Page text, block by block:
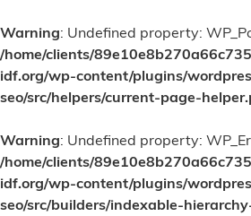
Warning: Undefined property:
/home/clients/
idf.org/wp-content/plugins/
seo/src/helpers/current-page-
Warning: Undefined property:
/home/clients/
idf.org/wp-content/plugins/
seo/src/builders/indexable-